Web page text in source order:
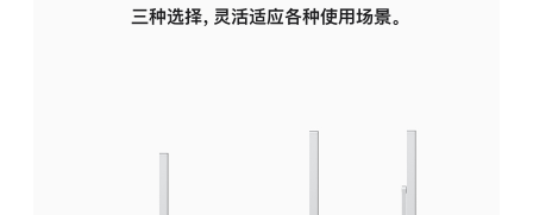
三种选择，灵活适应各种使用场景。